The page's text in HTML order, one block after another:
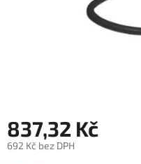
837,32 Kč
692 Kč bez DPH